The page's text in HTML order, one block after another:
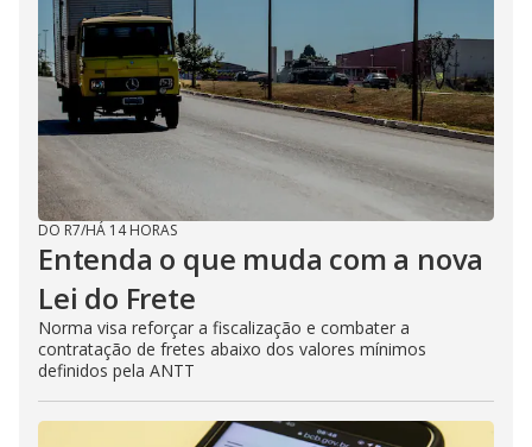
DO R7/HÁ 14 HORAS
Entenda o que muda com a nova
Lei do Frete
Norma visa reforçar a fiscalização e combater a
contratação de fretes abaixo dos valores mínimos
definidos pela ANTT